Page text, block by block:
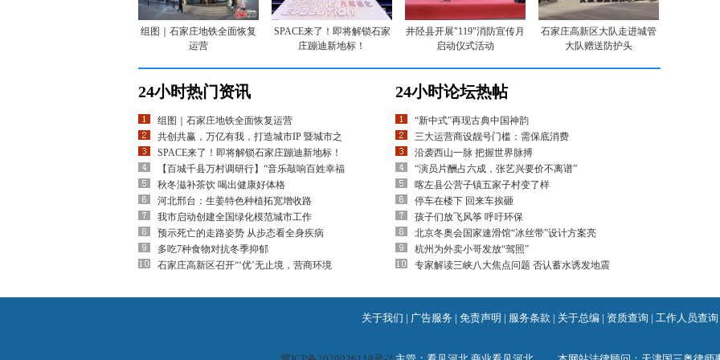
组图｜石家庄地铁全面恢复
运营
SPACE来了！即将解锁石家
庄蹦迪新地标！
井陉县开展"119"消防宣传月
启动仪式活动
石家庄高新区大队走进城管
大队赠送防护头
24小时热门资讯
组图｜石家庄地铁全面恢复运营
共创共赢，万亿有我，打造城市IP 暨城市之
SPACE来了！即将解锁石家庄蹦迪新地标！
【百城千县万村调研行】“音乐敲响百姓幸福
秋冬滋补茶饮 喝出健康好体格
河北邢台：生姜特色种植拓宽增收路
我市启动创建全国绿化模范城市工作
预示死亡的走路姿势 从步态看全身疾病
多吃7种食物对抗冬季抑郁
石家庄高新区召开“‘优’无止境，营商环境
24小时论坛热帖
“新中式”再现古典中国神韵
三大运营商设靓号门槛：需保底消费
沿袭西山一脉 把握世界脉搏
“演员片酬占六成，张艺兴要价不离谱”
喀左县公营子镇五家子村变了样
停车在楼下 回来车挨砸
孩子们放飞风筝 呼吁环保
北京冬奥会国家速滑馆“冰丝带”设计方案亮
杭州为外卖小哥发放“驾照”
专家解读三峡八大焦点问题 否认蓄水诱发地震
关于我们 | 广告服务 | 免责声明 | 服务条款 | 关于总编 | 资质查询 | 工作人员查询